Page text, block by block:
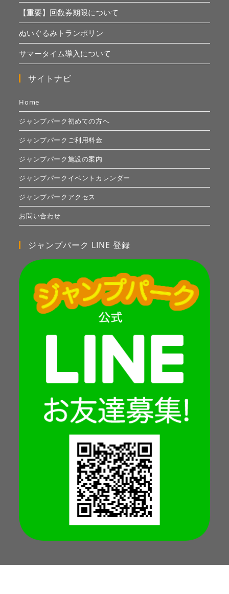
【重要】回数券期限について
ぬいぐるみトランポリン
サマータイム導入について
サイトナビ
Home
ジャンプパーク初めての方へ
ジャンプパークご利用料金
ジャンプパーク施設の案内
ジャンプパークイベントカレンダー
ジャンプパークアクセス
お問い合わせ
ジャンプパーク LINE 登録